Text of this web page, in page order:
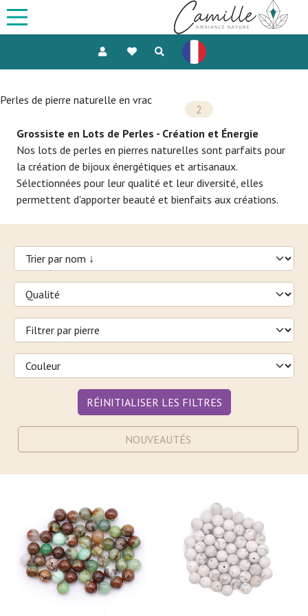
Perles de pierre naturelle en vrac
2
Grossiste en Lots de Perles - Création et Énergie
Nos lots de perles en pierres naturelles sont parfaits pour
la création de bijoux énergétiques et artisanaux.
Sélectionnées pour leur qualité et leur diversité, elles
permettent d'apporter beauté et bienfaits aux créations.
RÉINITIALISER LES FILTRES
NOUVEAUTÉS